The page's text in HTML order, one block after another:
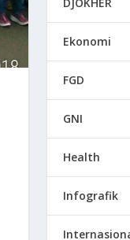
Ekonomi
FGD
GNI
Health
Infografik